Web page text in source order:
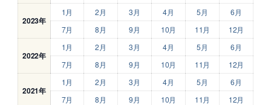
2023年
1月 2月 3月 4月 5月
6月
7月
8月 9月 10月 11月 12月
2022年
1月 2月 3月 4月 5月
6月
7月
8月 9月 10月 11月 12月
2021年
1月 2月 3月 4月 5月
6月
7月
8月 9月 10月 11月 12月